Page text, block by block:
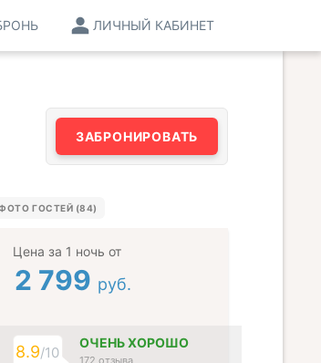
ЛИЧНЫЙ КАБИНЕТ
ЗАБРОНИРОВАТЬ
ГОСТЕЙ (84)
Цена за 1 ночь от
2 799 руб.
8.9/10
ОЧЕНЬ ХОРОШО
172 отзыва